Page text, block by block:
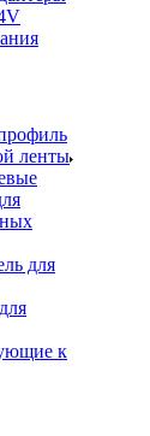
ленты
для
к